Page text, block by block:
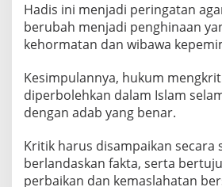
Hadis ini menjadi peringatan
berubah menjadi penghinaan
kehormatan dan wibawa
Kesimpulannya, hukum
diperbolehkan dalam Islam
dengan adab yang benar.
Kritik harus disampaikan secara
berlandaskan fakta, serta
perbaikan dan kemaslahatan